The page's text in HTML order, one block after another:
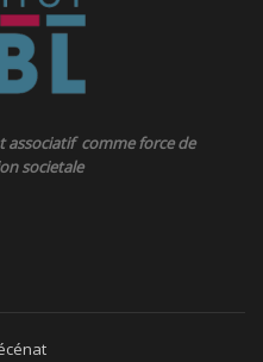
associatif comme force de
societale